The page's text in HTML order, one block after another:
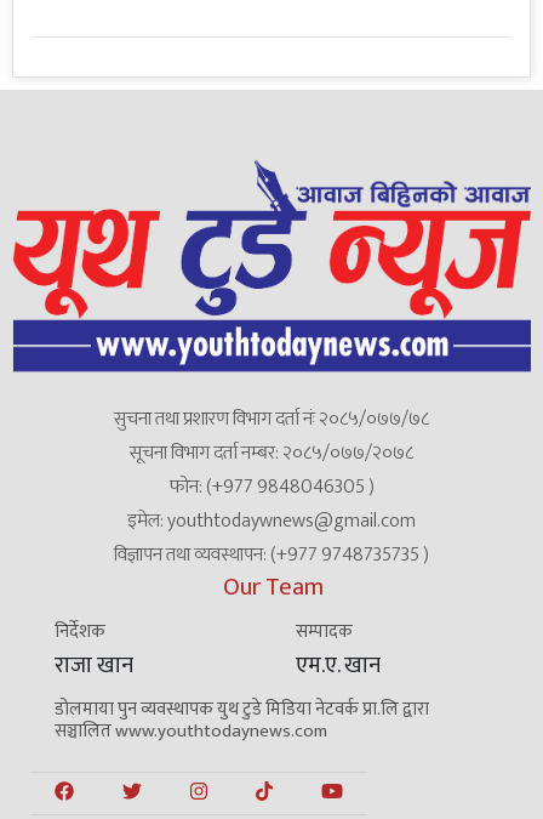
सुचना तथा प्रशारण विभाग दर्ता नंः २०८५/०७७/७८
सूचना विभाग दर्ता नम्बर: २०८५/०७७/२०७८
फोन: (+977 9848046305 )
इमेल: youthtodaywnews@gmail.com
विज्ञापन तथा व्यवस्थापन: (+977 9748735735 )
Our Team
निर्देशक
राजा खान
सम्पादक
एम.ए. खान
डोलमाया पुन व्यवस्थापक युथ टुडे मिडिया नेटवर्क प्रा.लि द्वारा
सञ्चालित www.youthtodaynews.com